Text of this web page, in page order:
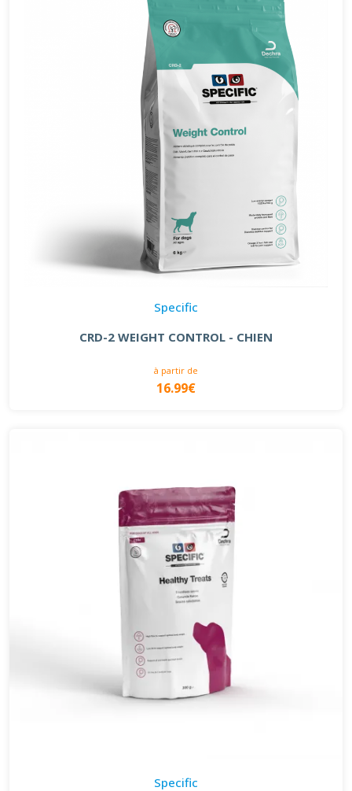
Specific
CRD-2 WEIGHT CONTROL - CHIEN
à partir de
16.99€
Specific